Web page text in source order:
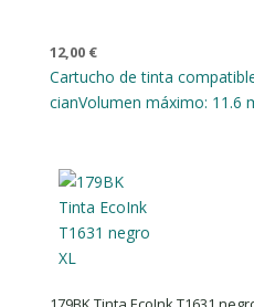
12,00 €
Cartucho de tinta
cianVolumen máximo: 11.6